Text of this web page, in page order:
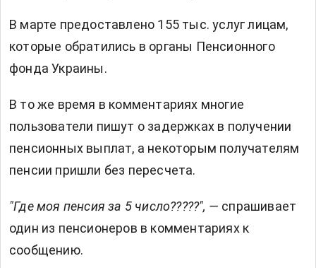
В марте предоставлено 155 тыс. услуг лицам,
которые обратились в органы Пенсионного
фонда Украины.
В то же время в комментариях многие
пользователи пишут о задержках в получении
пенсионных выплат, а некоторым получателям
пенсии пришли без пересчета.
"Где моя пенсия за 5 число?????", — спрашивает
один из пенсионеров в комментариях к
сообщению.